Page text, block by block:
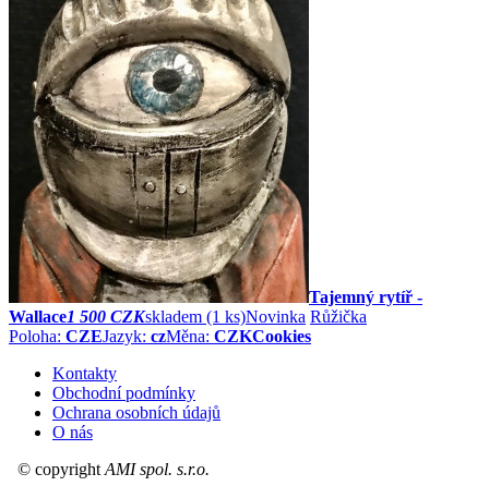
Tajemný rytíř -
Wallace1 500 CZKskladem (1 ks)Novinka Růžička
Poloha: CZEJazyk: czMěna: CZKCookies
Kontakty
Obchodní podmínky
Ochrana osobních údajů
O nás
© copyright AMI spol. s.r.o.